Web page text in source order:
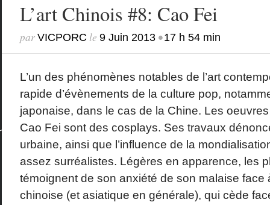
L’art Chinois #8: Cao Fei
par VICPORC le 9 Juin 2013•17 h 54 min
L’un des phénomènes notables de l’art
rapide d’évènements de la culture pop,
japonaise, dans le cas de la Chine. Les
Cao Fei sont des cosplays. Ses travaux
urbaine, ainsi que l’influence de la
assez surréalistes. Légères en apparence, les
témoignent de son anxiété de son malaise face
chinoise (et asiatique en générale), qui cède